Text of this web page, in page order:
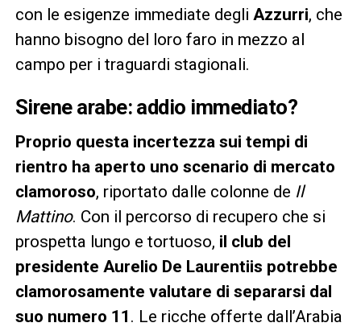
con le esigenze immediate degli Azzurri, che
hanno bisogno del loro faro in mezzo al
campo per i traguardi stagionali.
Sirene arabe: addio immediato?
Proprio questa incertezza sui tempi di
rientro ha aperto uno scenario di mercato
clamoroso, riportato dalle colonne de Il
Mattino. Con il percorso di recupero che si
prospetta lungo e tortuoso, il club del
presidente Aurelio De Laurentiis potrebbe
clamorosamente valutare di separarsi dal
suo numero 11 . Le ricche offerte dall’Arabia